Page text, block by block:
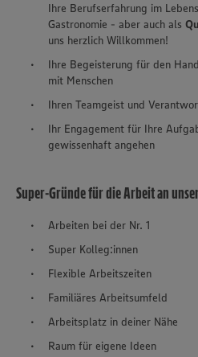
Ihre Berufserfahrung im
Gastronomie - aber auch als
uns herzlich Willkommen!
Ihre Begeisterung für den
mit Menschen
Ihren Teamgeist und
Ihr Engagement für Ihre
gewissenhaft angehen
Super-Gründe für die Arbeit an
Arbeiten bei der Nr. 1
Super Kolleg:innen
Flexible Arbeitszeiten
Familiäres Arbeitsumfeld
Arbeitsplatz in deiner Nähe
Raum für eigene Ideen